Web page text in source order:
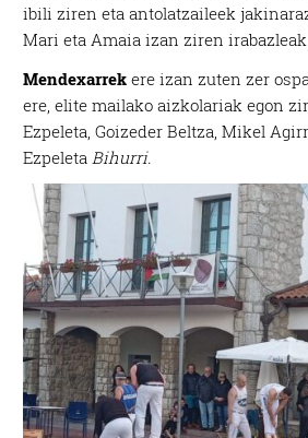
ibili ziren eta antolatzaileek
Mari eta Amaia izan ziren irabazleak.
Mendexarrek ere izan zuten zer
ere, elite mailako aizkolariak egon
Ezpeleta, Goizeder Beltza, Mikel
Ezpeleta Bihurri.